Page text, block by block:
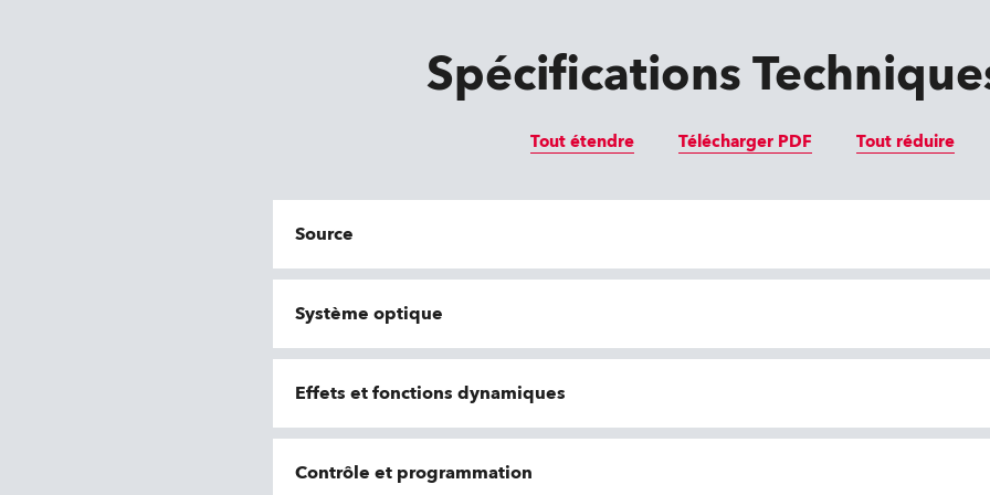
Spécifications
Tout étendre Télécharger PDF Tout réduire
Source
Système optique
Effets et fonctions dynamiques
Contrôle et programmation